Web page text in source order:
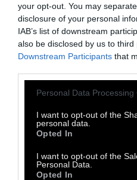
your opt-out. You may
disclosure of your personal
IAB’s list of downstream
also be disclosed by us to third
Downstream Participants that
Personal Data Processing
I want to opt-out of the
personal data.
Opted In
I want to opt-out of the
Personal Data.
Opted In
«Κύριε Μπαμπινιώτη,
μάθατε, η δύναμη
συνασπισμό και στην
Θεμιστοκλή
26 Φεβρουαρίου 2021